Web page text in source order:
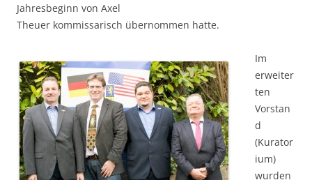
Jahresbeginn von Axel
Theuer kommissarisch übernommen hatte.
Im
erweiter
ten
Vorstan
d
(Kurator
ium)
wurden